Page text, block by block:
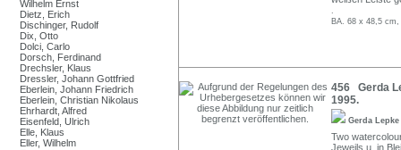
Wilhelm Ernst
Dietz, Erich
Dischinger, Rudolf
Dix, Otto
Dolci, Carlo
Dorsch, Ferdinand
Drechsler, Klaus
Dressler, Johann Gottfried
Eberlein, Johann Friedrich
Eberlein, Christian Nikolaus
Ehrhardt, Alfred
Eisenfeld, Ulrich
Elle, Klaus
Eller, Wilhelm
BA. 68 x 48,5
456 Gerda
1995.
Gerda Lepke
Two
Jeweils u. in